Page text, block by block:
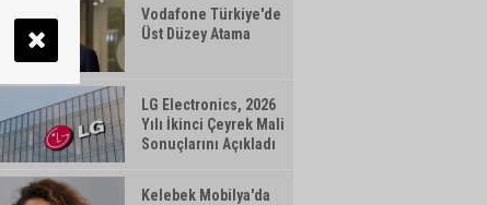
Vodafone Türkiye'de
Üst Düzey Atama
LG Electronics, 2026
Yılı İkinci Çeyrek Mali
Sonuçlarını Açıkladı
Kelebek Mobilya'da